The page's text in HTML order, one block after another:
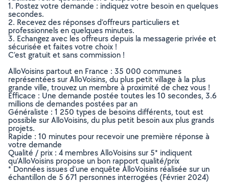
1. Postez votre demande : indiquez votre besoin en quelques
secondes.
2. Recevez des réponses d’offreurs particuliers et
professionnels en quelques minutes.
3. Echangez avec les offreurs depuis la messagerie privée et
sécurisée et faites votre choix !
C’est gratuit et sans commission !
AlloVoisins partout en France : 35 000 communes
représentées sur AlloVoisins, du plus petit village à la plus
grande ville, trouvez un membre à proximité de chez vous !
Efficace : Une demande postée toutes les 10 secondes, 3.6
millions de demandes postées par an
Généraliste : 1 250 types de besoins différents, tout est
possible sur AlloVoisins, du plus petit besoin aux plus grands
projets.
Rapide : 10 minutes pour recevoir une première réponse à
votre demande
Qualité / prix : 4 membres AlloVoisins sur 5* indiquent
qu’AlloVoisins propose un bon rapport qualité/prix
* Données issues d’une enquête AlloVoisins réalisée sur un
échantillon de 5 671 personnes interrogées (Février 2024)